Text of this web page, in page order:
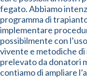
fegato. Abbiamo
programma di
implementare
possibilmente con
vivente e metodiche
prelevato da donatori
contiamo di ampliare